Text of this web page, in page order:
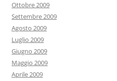
Ottobre 2009
Settembre 2009
Agosto 2009
Luglio 2009
Giugno 2009
Maggio 2009
Aprile 2009